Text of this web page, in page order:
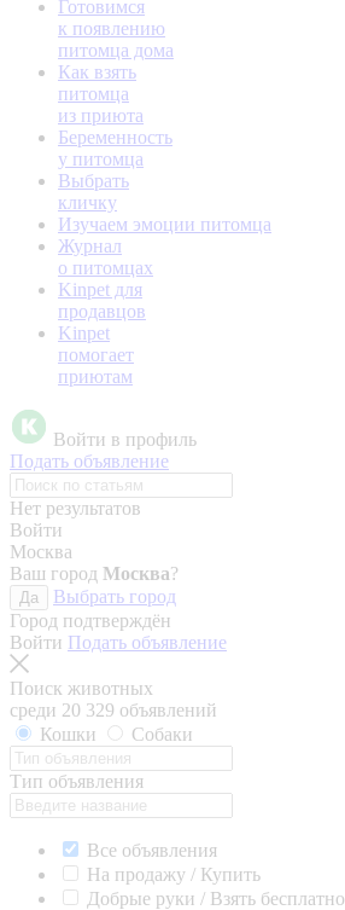
Готовимся
к появлению
питомца дома
Как взять
питомца
из приюта
Беременность
у питомца
Выбрать
кличку
Изучаем эмоции питомца
Журнал
о питомцах
Kinpet для
продавцов
Kinpet
помогает
приютам
Войти в профиль
Подать объявление
Нет результатов
Войти
Москва
Ваш город Москва?
Да
Выбрать город
Город подтверждён
Войти Подать объявление
Поиск животных
среди 20 329 объявлений
Кошки
Собаки
Тип объявления
Все объявления
На продажу / Купить
Добрые руки / Взять бесплатно